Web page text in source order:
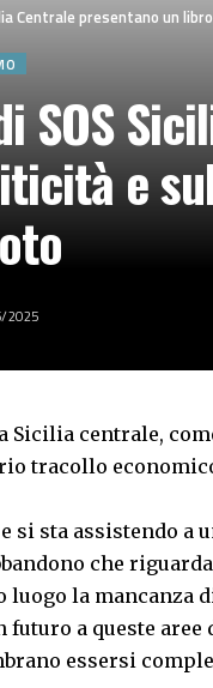
presentano un libro per
SOS
e
2025
centrale,
tracollo
si sta assistendo a
che
la mancanza
a queste aree
essersi